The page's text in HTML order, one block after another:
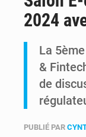
2024
La
&
de
PUBLIÉ PAR